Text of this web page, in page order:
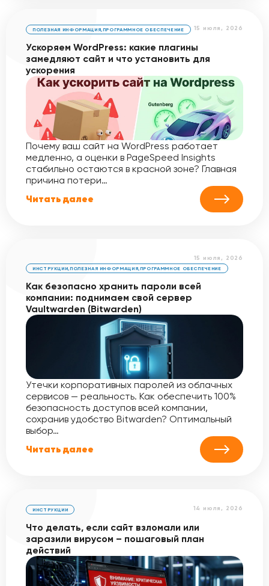
15 июля, 2026
ПОЛЕЗНАЯ ИНФОРМАЦИЯ,ПРОГРАММНОЕ ОБЕСПЕЧЕНИЕ
Ускоряем WordPress: какие плагины
замедляют сайт и что установить для
ускорения
Почему ваш сайт на WordPress работает
медленно, а оценки в PageSpeed Insights
стабильно остаются в красной зоне? Главная
причина потери…
Читать далее
15 июля, 2026
ИНСТРУКЦИИ,ПОЛЕЗНАЯ ИНФОРМАЦИЯ,ПРОГРАММНОЕ ОБЕСПЕЧЕНИЕ
Как безопасно хранить пароли всей
компании: поднимаем свой сервер
Vaultwarden (Bitwarden)
Утечки корпоративных паролей из облачных
сервисов — реальность. Как обеспечить 100%
безопасность доступов всей компании,
сохранив удобство Bitwarden? Оптимальный
выбор…
Читать далее
14 июля, 2026
ИНСТРУКЦИИ
Что делать, если сайт взломали или
заразили вирусом – пошаговый план
действий